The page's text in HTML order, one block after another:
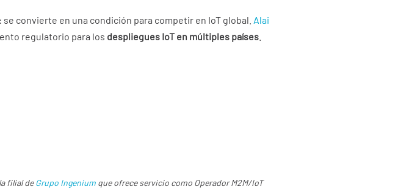
convierte en una condición para competir en IoT global. Alai
regulatorio para los despliegues IoT en múltiples países
filial deGrupo Ingeniumque ofrece servicio como Operador M2M/IoT